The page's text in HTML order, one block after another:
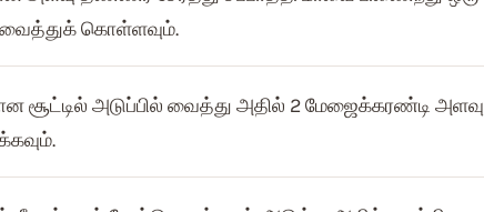
வைத்துக் கொள்ளவும்.
சூட்டில் அடுப்பில் வைத்து அதில் 2 மேஜைக்கரண்டி அளவு